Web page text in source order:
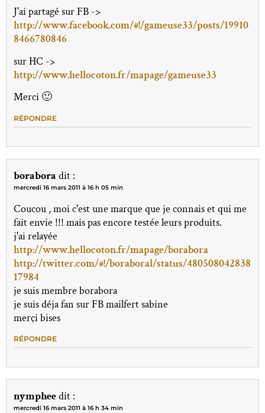
J'ai partagé sur FB ->
http://www.facebook.com/#!/gameuse33/posts/19910
8466780846
sur HC ->
http://www.hellocoton.fr/mapage/gameuse33
Merci 🙂
RÉPONDRE
borabora dit :
mercredi 16 mars 2011 à 16 h 05 min
Coucou , moi c'est une marque que je connais et qui me
fait envie !!! mais pas encore testée leurs produits.
j'ai relayée
http://www.hellocoton.fr/mapage/borabora
http://twitter.com/#!/boraboral/status/480508042838
17984
je suis membre borabora
je suis déja fan sur FB mailfert sabine
merçi bises
RÉPONDRE
nympheedit :
mercredi 16 mars 2011 à 16 h 34 min